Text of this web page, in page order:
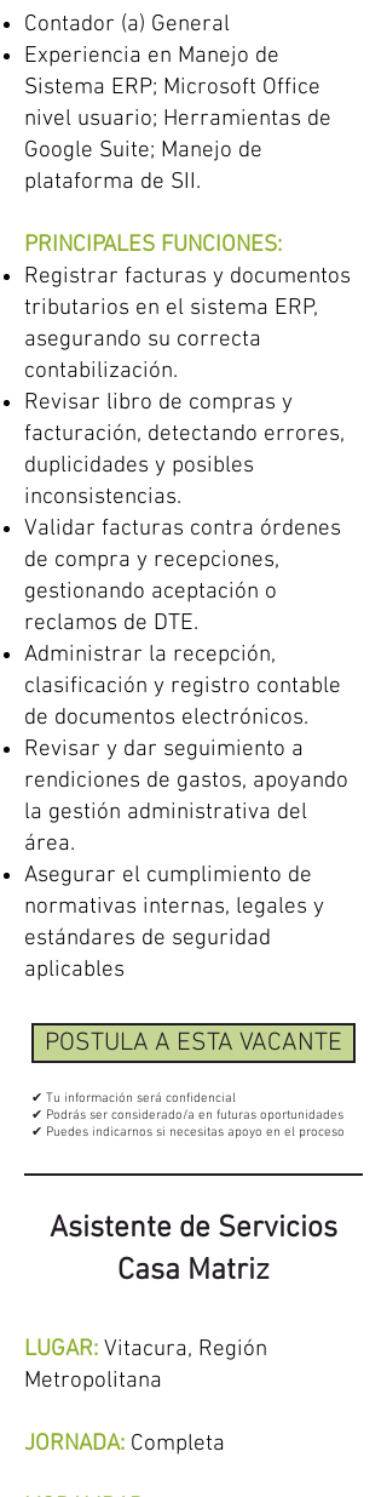
Contador (a) General
Experiencia en Manejo de
Sistema ERP; Microsoft Office
nivel usuario; Herramientas de
Google Suite; Manejo de
plataforma de SII.
PRINCIPALES FUNCIONES:
Registrar facturas y documentos
tributarios en el sistema ERP,
asegurando su correcta
contabilización.
Revisar libro de compras y
facturación, detectando errores,
duplicidades y posibles
inconsistencias.
Validar facturas contra órdenes
de compra y recepciones,
gestionando aceptación o
reclamos de DTE.
Administrar la recepción,
clasificación y registro contable
de documentos electrónicos.
Revisar y dar seguimiento a
rendiciones de gastos, apoyando
la gestión administrativa del
área.
Asegurar el cumplimiento de
normativas internas, legales y
estándares de seguridad
aplicables
POSTULA A ESTA VACANTE
✔ Tu información será confidencial
✔ Podrás ser considerado/a en futuras oportunidades
✔ Puedes indicarnos si necesitas apoyo en el proceso
Asistente de Servicios
Casa Matriz
LUGAR: Vitacura, Región
Metropolitana
JORNADA: Completa